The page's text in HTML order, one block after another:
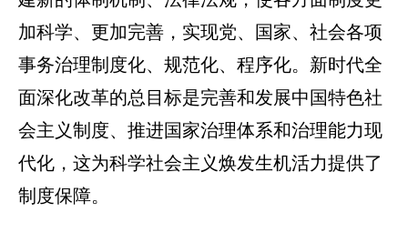
加科学、更加完善，实现党、国家、社会各项
事务治理制度化、规范化、程序化。新时代全
面深化改革的总目标是完善和发展中国特色社
会主义制度、推进国家治理体系和治理能力现
代化，这为科学社会主义焕发生机活力提供了
制度保障。